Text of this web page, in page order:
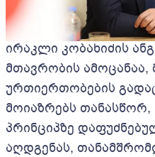
ირაკლი კობახიძის
მთავრობის ამოცანაა,
ურთიერთობების
მოიაზრებს
პრინციპზე
აღდგენას,